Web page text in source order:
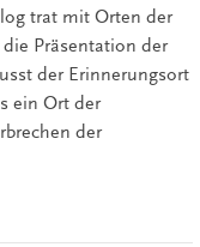
trat mit Orten der
Präsentation der
der Erinnerungsort
ein Ort der
der